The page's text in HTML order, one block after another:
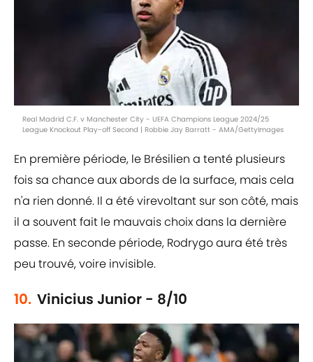
Real Madrid C.F. v Manchester City - UEFA Champions League 2024/25
League Knockout Play-off Second | Robbie Jay Barratt - AMA/GettyImages
En première période, le Brésilien a tenté plusieurs
fois sa chance aux abords de la surface, mais cela
n'a rien donné. Il a été virevoltant sur son côté, mais
il a souvent fait le mauvais choix dans la dernière
passe. En seconde période, Rodrygo aura été très
peu trouvé, voire invisible.
10. Vinicius Junior - 8/10